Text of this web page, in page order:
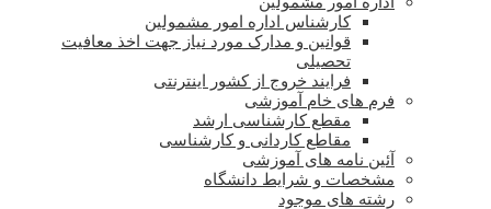
کارشناس اداره امور مشمولین
قوانین و مدارک مورد نیاز جهت اخذ معافیت
تحصیلی
فرایند خروج از کشور اینترنتی
فرم های خام آموزشی
مقطع کارشناسی ارشد
مقاطع کاردانی و کارشناسی
آئین نامه های آموزشی
مشخصات و شرایط دانشگاه
رشته های موجود